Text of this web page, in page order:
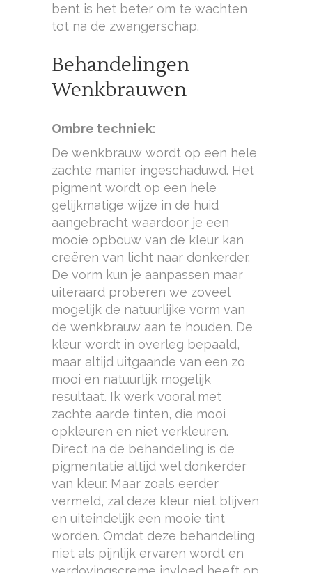
bent is het beter om te wachten
tot na de zwangerschap.
Behandelingen
Wenkbrauwen
Ombre techniek:
De wenkbrauw wordt op een hele
zachte manier ingeschaduwd. Het
pigment wordt op een hele
gelijkmatige wijze in de huid
aangebracht waardoor je een
mooie opbouw van de kleur kan
creëren van licht naar donkerder.
De vorm kun je aanpassen maar
uiteraard proberen we zoveel
mogelijk de natuurlijke vorm van
de wenkbrauw aan te houden. De
kleur wordt in overleg bepaald,
maar altijd uitgaande van een zo
mooi en natuurlijk mogelijk
resultaat. Ik werk vooral met
zachte aarde tinten, die mooi
opkleuren en niet verkleuren.
Direct na de behandeling is de
pigmentatie altijd wel donkerder
van kleur. Maar zoals eerder
vermeld, zal deze kleur niet blijven
en uiteindelijk een mooie tint
worden. Omdat deze behandeling
niet als pijnlijk ervaren wordt en